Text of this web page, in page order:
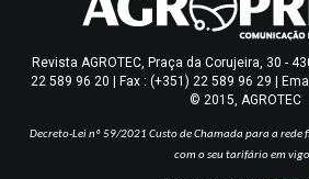
Revista AGROTEC, Praça da Corujeira, 30 -
22 589 96 20 | Fax : (+351) 22 589 96 29 |
© 2015, AGROTEC
Decreto-Lei nº 59/2021 Custo de Chamada para a
com o seu tarifário em